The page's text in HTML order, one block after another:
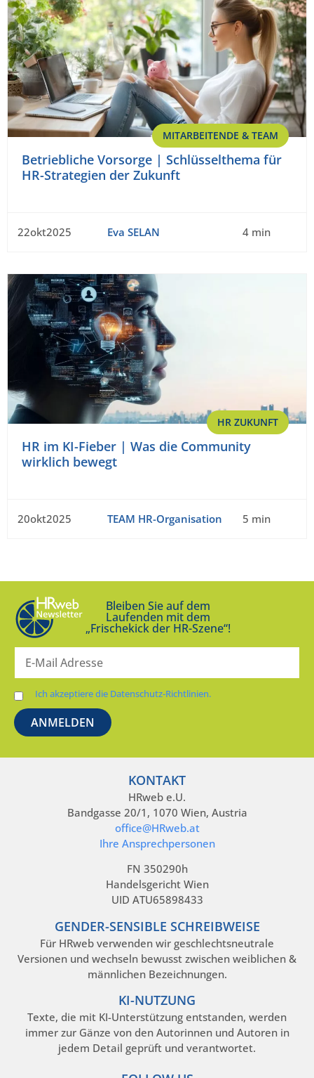
MITARBEITENDE & TEAM
Betriebliche Vorsorge | Schlüsselthema für
HR-Strategien der Zukunft
22okt2025 Eva SELAN 4 min
HR ZUKUNFT
HR im KI-Fieber | Was die Community
wirklich bewegt
20okt2025 TEAM HR-Organisation 5 min
Bleiben Sie auf dem
Laufenden mit dem
„Frischekick der HR-Szene“!
Ich akzeptiere die Datenschutz-Richtlinien.
KONTAKT
HRweb e.U.
Bandgasse 20/1, 1070 Wien, Austria
office@HRweb.at
Ihre Ansprechpersonen
FN 350290h
Handelsgericht Wien
UID ATU65898433
GENDER-SENSIBLE SCHREIBWEISE
Für HRweb verwenden wir geschlechtsneutrale
Versionen und wechseln bewusst zwischen weiblichen &
männlichen Bezeichnungen.
KI-NUTZUNG
Texte, die mit KI-Unterstützung entstanden, werden
immer zur Gänze von den Autorinnen und Autoren in
jedem Detail geprüft und verantwortet.